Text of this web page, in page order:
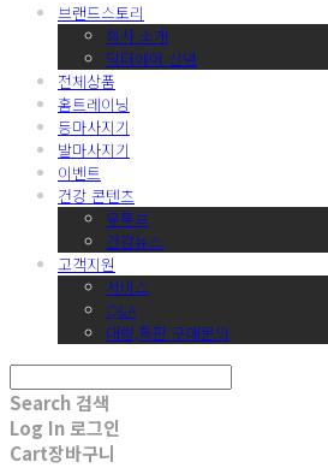
브랜드스토리
회사 소개
닥터에어 신념
전체상품
홈트레이닝
등마사지기
발마사지기
이벤트
건강 콘텐츠
유튜브
건강뉴스
고객지원
서비스
Q&A
대량,특판 구매문의
Search 검색
Log In로그인
Cart장바구니